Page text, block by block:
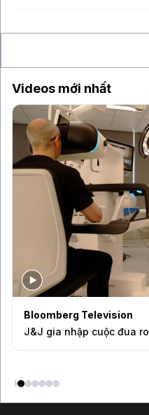
Videos mới nhất
Bloomberg Television
J&J gia nhập cuộc đua